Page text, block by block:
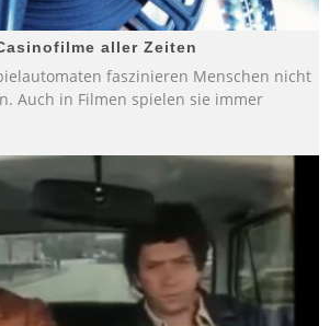
aller Zeiten
faszinieren Menschen nicht
Auch in Filmen spielen sie immer